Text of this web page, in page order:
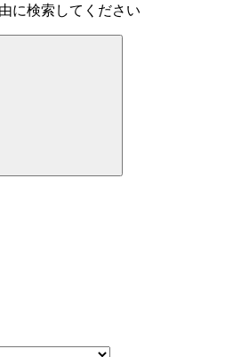
に検索してください